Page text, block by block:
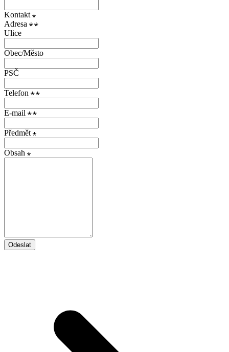
Kontakt
Adresa
Ulice
Obec/Město
PSČ
Telefon
E-mail
Předmět
Obsah
Odeslat